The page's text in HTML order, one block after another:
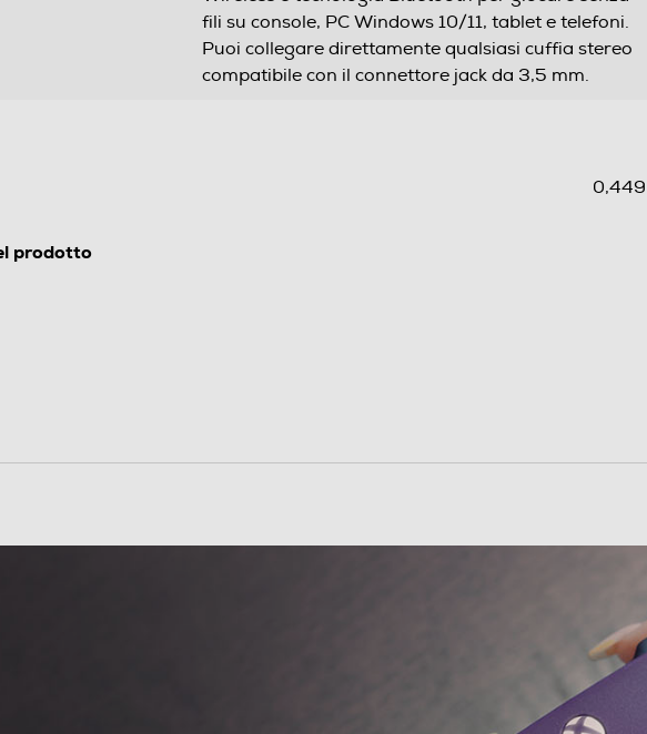
fili su console, PC Windows 10/11, tablet e telefoni.
Puoi collegare direttamente qualsiasi cuffia stereo
compatibile con il connettore jack da 3,5 mm.
0,449
prodotto